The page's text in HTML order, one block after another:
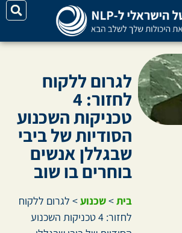
לגרום ללקוח
לחזור: 4
טכניקות השכנוע
הסודיות של ביבי
שבגללן אנשים
בוחרים בו שוב
בית>שכנוע> לגרום ללקוח
לחזור: 4 טכניקות השכנוע